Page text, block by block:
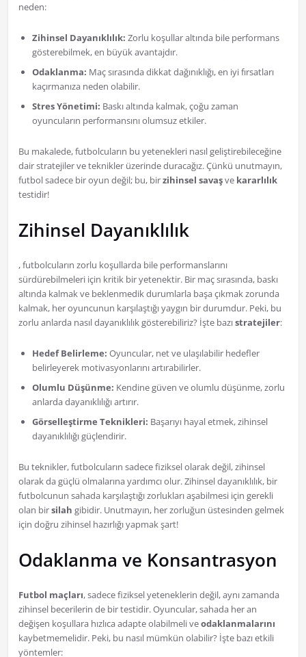
neden:
Zihinsel Dayanıklılık: Zorlu koşullar altında bile performans
gösterebilmek, en büyük avantajdır.
Odaklanma: Maç sırasında dikkat dağınıklığı, en iyi fırsatları
kaçırmanıza neden olabilir.
Stres Yönetimi: Baskı altında kalmak, çoğu zaman
oyuncuların performansını olumsuz etkiler.
Bu makalede, futbolcuların bu yetenekleri nasıl geliştirebileceğine
dair stratejiler ve teknikler üzerinde duracağız. Çünkü unutmayın,
futbol sadece bir oyun değil; bu, birzihinsel savaşve kararlılık
testidir!
Zihinsel Dayanıklılık
, futbolcuların zorlu koşullarda bile performanslarını
sürdürebilmeleri için kritik bir yetenektir. Bir maç sırasında, baskı
altında kalmak ve beklenmedik durumlarla başa çıkmak zorunda
kalmak, her oyuncunun karşılaştığı yaygın bir durumdur. Peki, bu
zorlu anlarda nasıl dayanıklılık gösterebiliriz? İşte bazıstratejiler:
Hedef Belirleme: Oyuncular, net ve ulaşılabilir hedefler
belirleyerek motivasyonlarını artırabilirler.
Olumlu Düşünme: Kendine güven ve olumlu düşünme, zorlu
anlarda dayanıklılığı artırır.
Görselleştirme Teknikleri: Başarıyı hayal etmek, zihinsel
dayanıklılığı güçlendirir.
Bu teknikler, futbolcuların sadece fiziksel olarak değil, zihinsel
olarak da güçlü olmalarına yardımcı olur. Zihinsel dayanıklılık, bir
futbolcunun sahada karşılaştığı zorlukları aşabilmesi için gerekli
olan birsilah gibidir. Unutmayın, her zorluğun üstesinden gelmek
için doğru zihinsel hazırlığı yapmak şart!
Odaklanma ve Konsantrasyon
Futbol maçları, sadece fiziksel yeteneklerin değil, aynı zamanda
zihinsel becerilerin de bir testidir. Oyuncular, sahada her an
değişen koşullara hızlıca adapte olabilmeli veodaklanmalarını
kaybetmemelidir. Peki, bu nasıl mümkün olabilir? İşte bazı etkili
yöntemler: